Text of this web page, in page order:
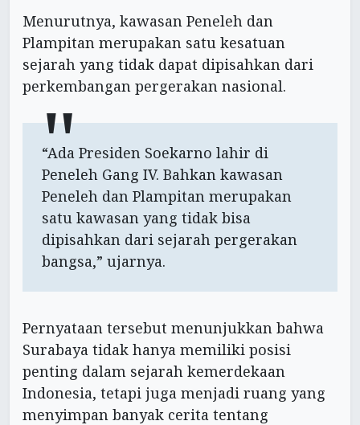
Menurutnya, kawasan Peneleh dan
Plampitan merupakan satu kesatuan
sejarah yang tidak dapat dipisahkan dari
perkembangan pergerakan nasional.
“Ada Presiden Soekarno lahir di
Peneleh Gang IV. Bahkan kawasan
Peneleh dan Plampitan merupakan
satu kawasan yang tidak bisa
dipisahkan dari sejarah pergerakan
bangsa,” ujarnya.
Pernyataan tersebut menunjukkan bahwa
Surabaya tidak hanya memiliki posisi
penting dalam sejarah kemerdekaan
Indonesia, tetapi juga menjadi ruang yang
menyimpan banyak cerita tentang